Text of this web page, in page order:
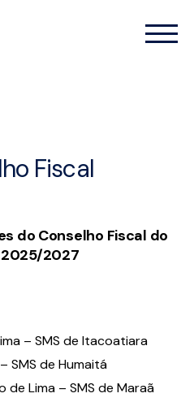
Fiscal
do Conselho Fiscal do
2025/2027
– SMS de Itacoatiara
SMS de Humaitá
de Lima – SMS de Maraã